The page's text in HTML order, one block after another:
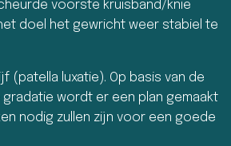
voorste kruisband/knie
doel het gewricht weer stabiel te
(patella luxatie). Op basis van de
gradatie wordt er een plan gemaakt
nodig zullen zijn voor een goede